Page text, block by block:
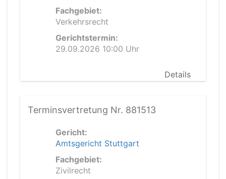
Fachgebiet:
Verkehrsrecht
Gerichtstermin:
29.09.2026 10:00 Uhr
Details
Terminsvertretung Nr. 881513
Gericht:
Amtsgericht Stuttgart
Fachgebiet:
Zivilrecht